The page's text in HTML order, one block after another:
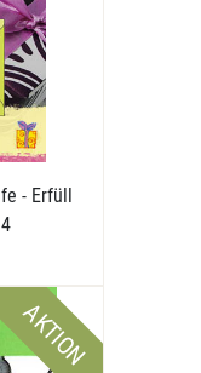
- Erfüll
AKTION